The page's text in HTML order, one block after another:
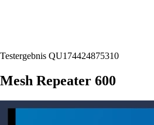
Testergebnis QU174424875310
Mesh Repeater 600